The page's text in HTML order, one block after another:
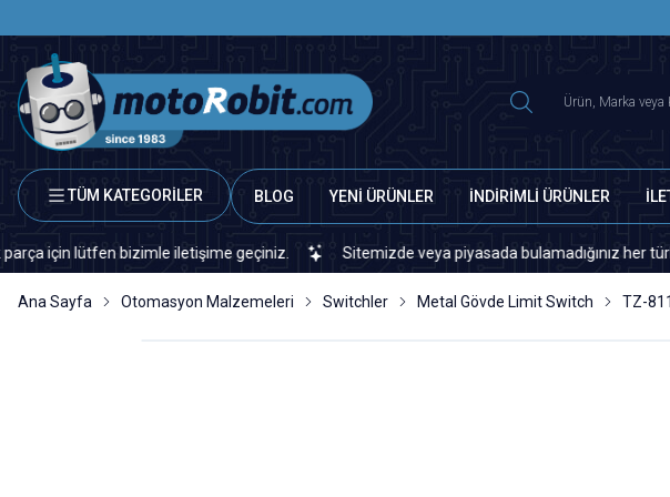
TÜM KATEGORİLER BLOG YENİ ÜRÜNLER İNDİRİMLİ ÜRÜNLER
lütfen bizimle iletişime geçiniz. Sitemizde veya piyasada bulamadığınız her türlü
Ana Sayfa Otomasyon Malzemeleri Switchler Metal Gövde Limit Switch TZ-